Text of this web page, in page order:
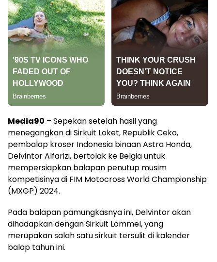
Media90 – Sepekan setelah hasil yang
menegangkan di Sirkuit Loket, Republik Ceko,
pembalap kroser Indonesia binaan Astra Honda,
Delvintor Alfarizi, bertolak ke Belgia untuk
mempersiapkan balapan penutup musim
kompetisinya di FIM Motocross World Championship
(MXGP) 2024.
Pada balapan pamungkasnya ini, Delvintor akan
dihadapkan dengan Sirkuit Lommel, yang
merupakan salah satu sirkuit tersulit di kalender
balap tahun ini.